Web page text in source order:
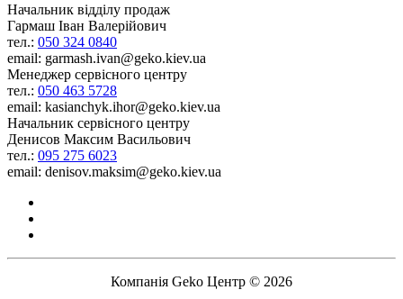
Начальник відділу продаж
Гармаш Іван Валерійович
тел.: 050 324 0840
email: garmash.ivan@geko.kiev.ua
Менеджер сервісного центру
тел.: 050 463 5728
email: kasianchyk.ihor@geko.kiev.ua
Начальник сервісного центру
Денисов Максим Васильович
тел.: 095 275 6023
email: denisov.maksim@geko.kiev.ua
Компанія Geko Центр © 2026